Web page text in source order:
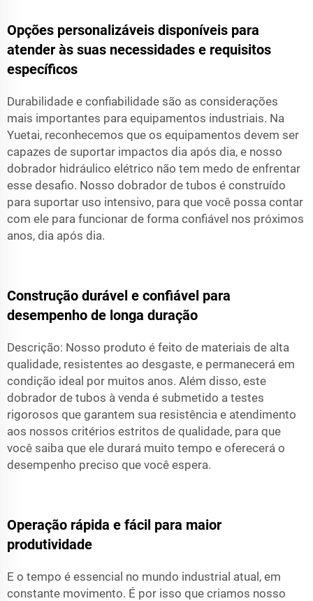
Opções personalizáveis disponíveis para
atender às suas necessidades e requisitos
específicos
Durabilidade e confiabilidade são as considerações
mais importantes para equipamentos industriais. Na
Yuetai, reconhecemos que os equipamentos devem ser
capazes de suportar impactos dia após dia, e nosso
dobrador hidráulico elétrico não tem medo de enfrentar
esse desafio. Nosso dobrador de tubos é construído
para suportar uso intensivo, para que você possa contar
com ele para funcionar de forma confiável nos próximos
anos, dia após dia.
Construção durável e confiável para
desempenho de longa duração
Descrição: Nosso produto é feito de materiais de alta
qualidade, resistentes ao desgaste, e permanecerá em
condição ideal por muitos anos. Além disso, este
dobrador de tubos à venda é submetido a testes
rigorosos que garantem sua resistência e atendimento
aos nossos critérios estritos de qualidade, para que
você saiba que ele durará muito tempo e oferecerá o
desempenho preciso que você espera.
Operação rápida e fácil para maior
produtividade
E o tempo é essencial no mundo industrial atual, em
constante movimento. É por isso que criamos nosso